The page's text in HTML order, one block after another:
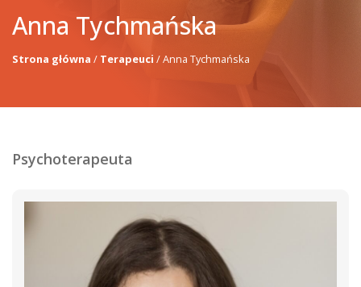
Anna Tychmańska
Strona główna / Terapeuci /Anna Tychmańska
Psychoterapeuta